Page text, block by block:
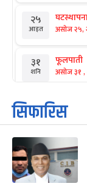
२५
आइत असोज २५,
३१
शनि
फूलपाती
असोज ३१ ,
१
आइत
कार्तिक
कार्तिक १,
३
मंगल
महानवमी
कार्तिक ३,
सिफारिस